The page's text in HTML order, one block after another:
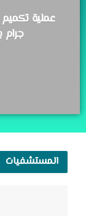
المستشفيات